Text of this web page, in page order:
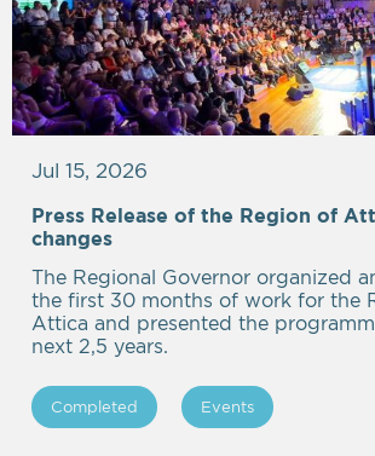
Jul 15, 2026
Press Release of the Region of
changes
The Regional Governor organized
the first 30 months of work for the
Attica and presented the
next 2,5 years.
Completed Events